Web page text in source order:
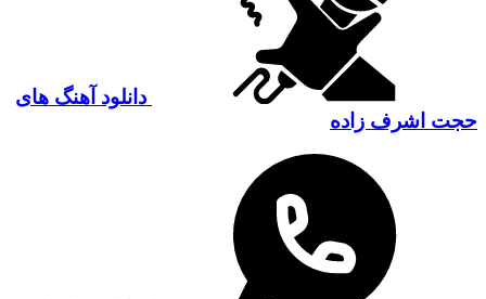
دانلود آهنگ های
حجت اشرف زاده